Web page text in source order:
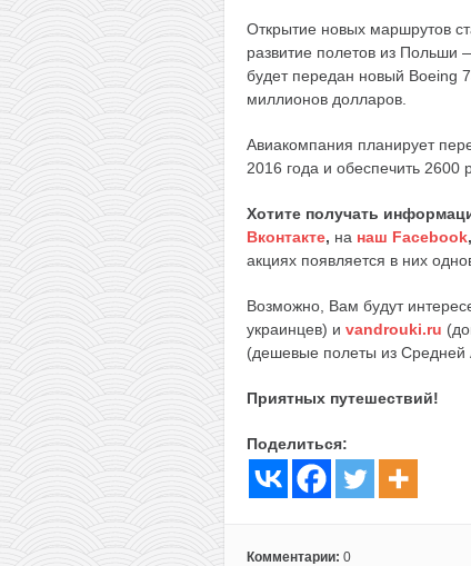
Открытие новых маршрутов
развитие полетов из
будет передан новый Boeing
миллионов долларов.
Авиакомпания планирует
2016 года и обеспечить 2600
Хотите получать
Вконтакте, на наш Facebook,
акциях появляется в них
Возможно, Вам будут
украинцев) и vandrouki.ru
(дешевые полеты из Средней
Приятных путешествий!
Поделиться:
Комментарии: 0